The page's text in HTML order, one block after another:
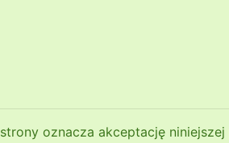
oznacza akceptację niniejszej